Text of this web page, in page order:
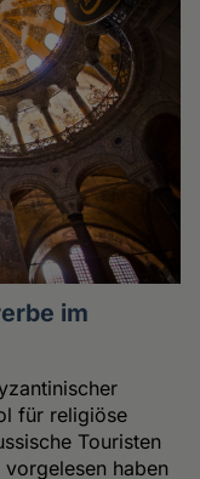
im
für religiöse
Touristen
haben